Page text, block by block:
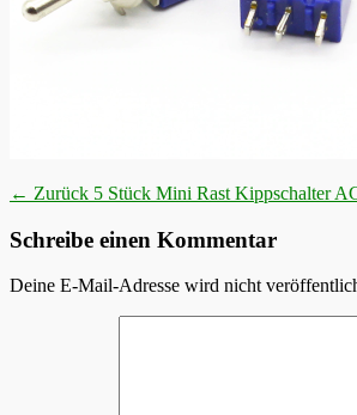
Beitragsnavigation
← Zurück Vorheriger
5 Stück Mini Rast Kippschalter
Schreibe einen Kommentar
Deine E-Mail-Adresse wird nicht